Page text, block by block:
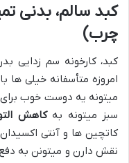
کبد سالم، بدنی
چرب)
کبد، کارخونه سم زدایی
امروزه متأسفانه خیلی
میتونه یه دوست خوب
سبز میتونه بهکاهش
کاتچین ها و آنتی
نقش دارن و میتونن به